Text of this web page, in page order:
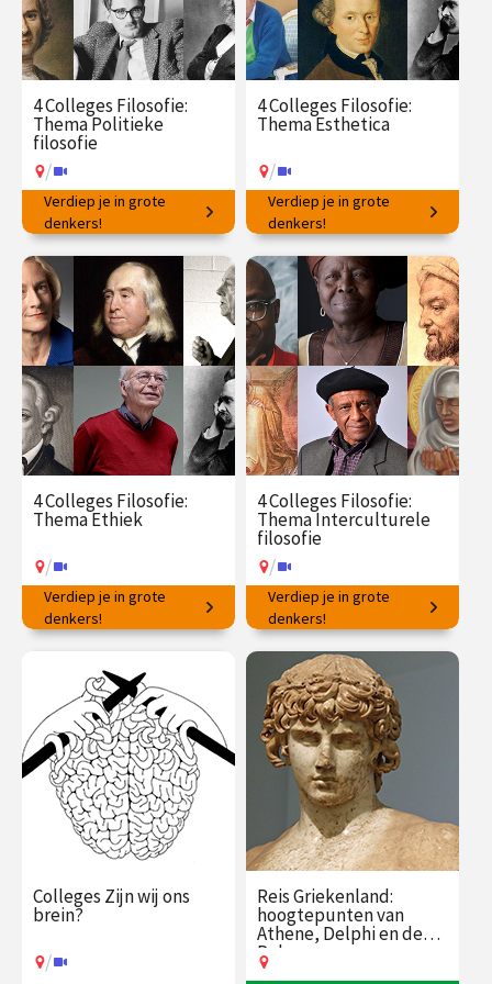
4 Colleges Filosofie:
Thema Politieke
filosofie
/
Ideeën voor succesvol
samenleven.
€ 145.00
vanaf 23
mrt.
/ Op locatie of online
Verdiep je in grote
denkers!
4 Colleges Filosofie:
Thema Esthetica
/
Filosofische vragen rondom
schoonheid en kunst.
€ 145.00
vanaf 25
mei
/ Op locatie of online
Verdiep je in grote
denkers!
4 Colleges Filosofie:
Thema Ethiek
/
Hoe op de juiste manier te
handelen?
€ 145.00
vanaf 16
feb.
/ Op locatie of online
Verdiep je in grote
denkers!
4 Colleges Filosofie:
Thema Interculturele
filosofie
/
Wat kunnen wij leren van
denkers wereldwijd?
€ 145.00
vanaf 19
jan.
/ Op locatie of online
Verdiep je in grote
denkers!
Colleges Zijn wij ons
brein?
/
Reis Griekenland:
hoogtepunten van
Athene, Delphi en de
Peloponnesos